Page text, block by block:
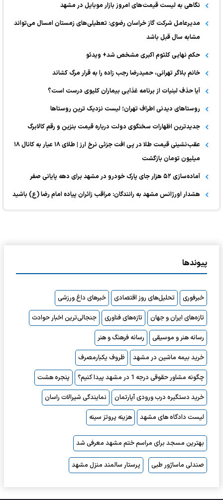
نگاهی به لیست قیمت‌های امروز بازار موبایل در مشهد
مدیرعامل شرکت گاز خراسان رضوی: تعطیلی‌های زمستان امسال می‌تواند
مشابه سال قبل باشد
حکم نهایی کلثوم اکبری مشخص شد+ ویدئو
خانم بلاگر تهرانی، حمیدرضا رجب زاده را به قرار مرگ کشاند
آیا حذف لبنیات از برنامه غذایی بیماران کلیوی درست است؟
روستاهای دیدنی اطراف تهران؛ لیست نزدیک ترین روستاها
جدیدترین اظهارات سخنگوی دولت درباره قیمت بنزین و رقم کالابرگ
عقب‌نشینی قیمت طلا در پی افت جزئی نرخ ارز | طلای ۱۸ عیار به کانال ۱۸
میلیون تومان بازگشت
آماده‌سازی ۵۲ هزار جای پارک خودرو در مشهد برای دهه پایانی صفر
هشدار اورژانس مشهد به رانندگان: مراقب زائران پیاده امام رضا (ع) باشید
پیوندها
خبرفوری تحلیل‌های روز اقتصادی
خبرهای داغ ورزشی
تازه‌های ایران و جهان
تازه‌های فناوری
جنجالی‌ترین اخبار حوادث
رسانه هنر و موسیقی
رسانه فرهنگ و هنر
خرید بیمه ماشین در مشهد
ظروف یکبارمصرف
چگونه مشاور حقوقی درجه 1 در مشهد پیدا کنیم؟
پنجره هشت
خرید دستگیره درب ورودی آپارتمان
نمایندگی شیرالات راسان
لیست دادگاه های مشهد
هزینه پروتز سینه
بهترین مسجد برای مراسم ختم مشهد معرفی شد
صندلی ماساژور طبی پرستار سالمند منزل مشهد